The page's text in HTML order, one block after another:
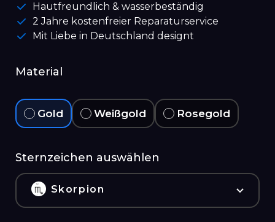
Hautfreundlich & wasserbeständig
2 Jahre kostenfreier Reparaturservice
Mit Liebe in Deutschland designt
Material
Gold Weißgold Rosegold
Sternzeichen auswählen
Skorpion